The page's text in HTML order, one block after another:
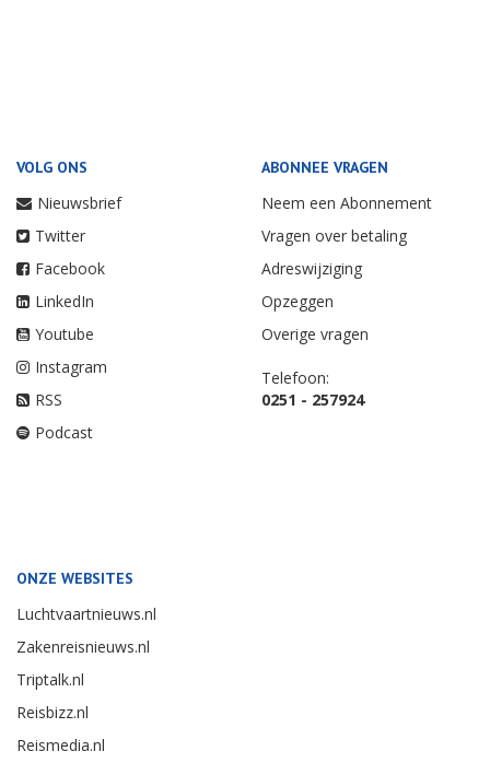
VOLG ONS
Nieuwsbrief
Twitter
Facebook
LinkedIn
Youtube
Instagram
RSS
Podcast
ABONNEE VRAGEN
Neem een Abonnement
Vragen over betaling
Adreswijziging
Opzeggen
Overige vragen
Telefoon:
0251 - 257924
ONZE WEBSITES
Luchtvaartnieuws.nl
Zakenreisnieuws.nl
Triptalk.nl
Reisbizz.nl
Reismedia.nl